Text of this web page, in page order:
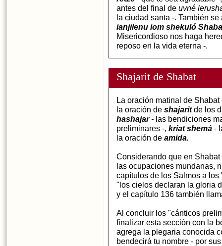
antes del final de uvné
la ciudad santa -. También
ianjilenu iom shekuló
Misericordioso nos haga
reposo en la vida eterna -.
Shajarit de Shabat
La oración matinal de
la oración de shajaritde los
hashajar- las bendiciones
preliminares -, kriat shemá -
la oración de amida.
Considerando que en
las ocupaciones mundanas,
capítulos de los Salmos a los
"los cielos declaran la gloria
y el capítulo 136 también
Al concluir los "cánticos
finalizar esta sección con la
agrega la plegaria conocida
bendecirá tu nombre - por